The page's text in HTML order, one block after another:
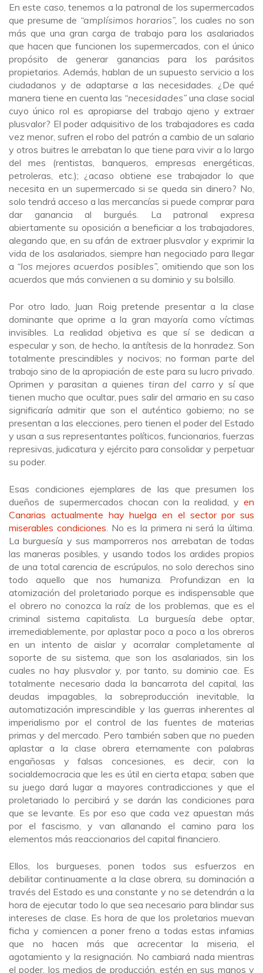
En este caso, tenemos a la patronal de los supermercados
que presume de “amplísimos horarios”, los cuales no son
más que una gran carga de trabajo para los asalariados
que hacen que funcionen los supermercados, con el único
propósito de generar ganancias para los parásitos
propietarios. Además, hablan de un supuesto servicio a los
ciudadanos y de adaptarse a las necesidades. ¿De qué
manera tiene en cuenta las “necesidades” una clase social
cuyo único rol es apropiarse del trabajo ajeno y extraer
plusvalor? El poder adquisitivo de los trabajadores es cada
vez menor, sufren el robo del patrón a cambio de un salario
y otros buitres le arrebatan lo que tiene para vivir a lo largo
del mes (rentistas, banqueros, empresas energéticas,
petroleras, etc.); ¿acaso obtiene ese trabajador lo que
necesita en un supermercado si se queda sin dinero? No,
solo tendrá acceso a las mercancías si puede comprar para
dar ganancia al burgués. La patronal expresa
abiertamente su oposición a beneficiar a los trabajadores,
alegando que, en su afán de extraer plusvalor y exprimir la
vida de los asalariados, siempre han negociado para llegar
a “los mejores acuerdos posibles”, omitiendo que son los
acuerdos que más convienen a su dominio y su bolsillo.
Por otro lado, Juan Roig pretende presentar a la clase
dominante que oprime a la gran mayoría como víctimas
invisibles. La realidad objetiva es que sí se dedican a
especular y son, de hecho, la antítesis de la honradez. Son
totalmente prescindibles y nocivos; no forman parte del
trabajo sino de la apropiación de este para su lucro privado.
Oprimen y parasitan a quienes tiran del carro y sí que
tienen mucho que ocultar, pues salir del armario en su caso
significaría admitir que son el auténtico gobierno; no se
presentan a las elecciones, pero tienen el poder del Estado
y usan a sus representantes políticos, funcionarios, fuerzas
represivas, judicatura y ejército para consolidar y perpetuar
su poder.
Esas condiciones ejemplares de las que presumen los
dueños de supermercados chocan con la realidad, y en
Canarias actualmente hay huelga en el sector por sus
miserables condiciones . No es la primera ni será la última.
La burguesía y sus mamporreros nos arrebatan de todas
las maneras posibles, y usando todos los ardides propios
de una total carencia de escrúpulos, no solo derechos sino
todo aquello que nos humaniza. Profundizan en la
atomización del proletariado porque es indispensable que
el obrero no conozca la raíz de los problemas, que es el
criminal sistema capitalista. La burguesía debe optar,
irremediablemente, por aplastar poco a poco a los obreros
en un intento de aislar y acorralar completamente al
soporte de su sistema, que son los asalariados, sin los
cuales no hay plusvalor y, por tanto, su dominio cae. Es
totalmente necesario dada la bancarrota del capital, las
deudas impagables, la sobreproducción inevitable, la
automatización imprescindible y las guerras inherentes al
imperialismo por el control de las fuentes de materias
primas y del mercado. Pero también saben que no pueden
aplastar a la clase obrera eternamente con palabras
engañosas y falsas concesiones, es decir, con la
socialdemocracia que les es útil en cierta etapa; saben que
su juego dará lugar a mayores contradicciones y que el
proletariado lo percibirá y se darán las condiciones para
que se levante. Es por eso que cada vez apuestan más
por el fascismo, y van allanando el camino para los
elementos más reaccionarios del capital financiero.
Ellos, los burgueses, ponen todos sus esfuerzos en
debilitar continuamente a la clase obrera, su dominación a
través del Estado es una constante y no se detendrán a la
hora de ejecutar todo lo que sea necesario para blindar sus
intereses de clase. Es hora de que los proletarios muevan
ficha y comiencen a poner freno a todas estas infamias
que no hacen más que acrecentar la miseria, el
agotamiento y la resignación. No cambiará nada mientras
el poder, los medios de producción, estén en sus manos y